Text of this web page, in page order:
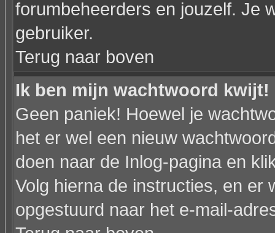
forumbeheerders en jouzelf. Je
gebruiker.
Terug naar boven
Ik ben mijn wachtwoord kwijt!
Geen paniek! Hoewel je
het er wel een nieuw
doen naar de Inlog-pagina en
Volg hierna de instructies, en er
opgestuurd naar het e-mail-